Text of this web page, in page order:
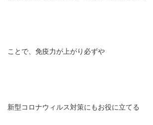
ことで、免疫力が上がり必ずや
新型コロナウィルス対策にもお役に立てる